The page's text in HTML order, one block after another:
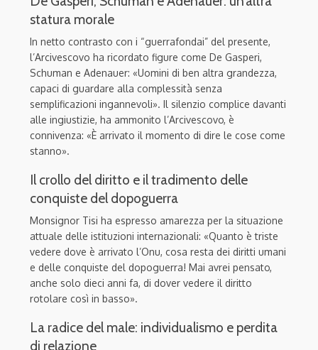
statura morale
In netto contrasto con i “guerrafondai” del presente,
l’Arcivescovo ha ricordato figure come De Gasperi,
Schuman e Adenauer: «Uomini di ben altra grandezza,
capaci di guardare alla complessità senza
semplificazioni ingannevoli». Il silenzio complice davanti
alle ingiustizie, ha ammonito l’Arcivescovo, è
connivenza: «È arrivato il momento di dire le cose come
stanno».
Il crollo del diritto e il tradimento delle
conquiste del dopoguerra
Monsignor Tisi ha espresso amarezza per la situazione
attuale delle istituzioni internazionali: «Quanto è triste
vedere dove è arrivato l’Onu, cosa resta dei diritti umani
e delle conquiste del dopoguerra! Mai avrei pensato,
anche solo dieci anni fa, di dover vedere il diritto
rotolare così in basso».
La radice del male: individualismo e perdita
di relazione